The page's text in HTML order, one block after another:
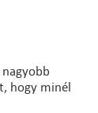
hogy minél